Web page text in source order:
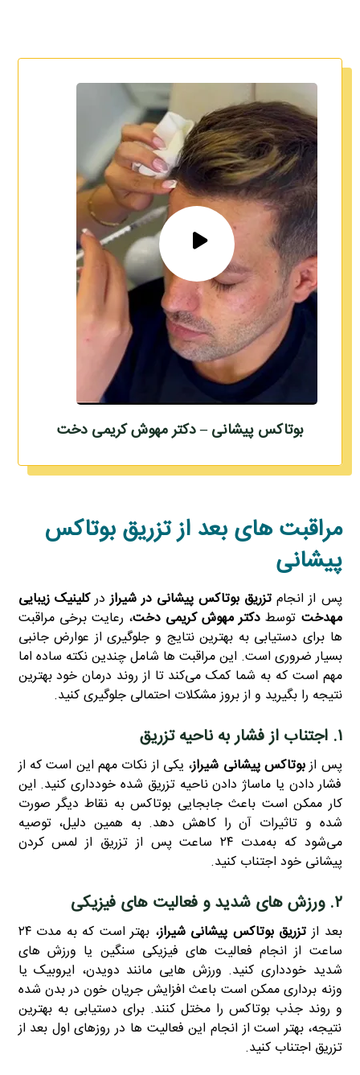
بوتاکس پیشانی – دکتر مهوش کریمی دخت
مراقبت‌ های بعد از تزریق بوتاکس
پیشانی
پس از انجام تزریق بوتاکس پیشانی در شیرازدرکلینیک زیبایی
مهدخت توسط دکتر مهوش کریمی دخت، رعایت برخی مراقبت‌
ها برای دستیابی به بهترین نتایج و جلوگیری از عوارض جانبی
بسیار ضروری است. این مراقبت‌ ها شامل چندین نکته ساده اما
مهم است که به شما کمک می‌کند تا از روند درمان خود بهترین
نتیجه را بگیرید و از بروز مشکلات احتمالی جلوگیری کنید.
۱. اجتناب از فشار به ناحیه تزریق
پس ازبوتاکس پیشانی شیراز، یکی از نکات مهم این است که از
فشار دادن یا ماساژ دادن ناحیه تزریق شده خودداری کنید. این
کار ممکن است باعث جابجایی بوتاکس به نقاط دیگر صورت
شده و تاثیرات آن را کاهش دهد. به همین دلیل، توصیه
می‌شود که به‌مدت ۲۴ ساعت پس از تزریق از لمس کردن
پیشانی خود اجتناب کنید.
۲. ورزش‌ های شدید و فعالیت‌ های فیزیکی
بعد از تزریق بوتاکس پیشانی شیراز
، بهتر است که به مدت ۲۴
ساعت از انجام فعالیت‌ های فیزیکی سنگین یا ورزش‌ های
شدید خودداری کنید. ورزش‌ هایی مانند دویدن، ایروبیک یا
وزنه‌ برداری ممکن است باعث افزایش جریان خون در بدن شده
و روند جذب بوتاکس را مختل کنند. برای دستیابی به بهترین
نتیجه، بهتر است از انجام این فعالیت‌ ها در روزهای اول بعد از
تزریق اجتناب کنید.